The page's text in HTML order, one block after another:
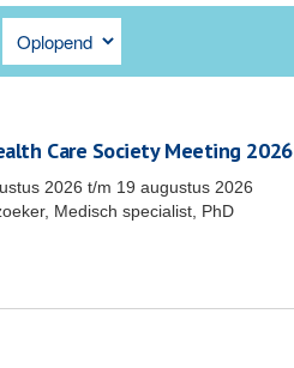
Care Society Meeting 2026
2026 t/m 19 augustus 2026
Medisch specialist, PhD